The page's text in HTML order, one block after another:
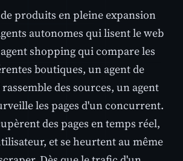
produits en pleine expansion
autonomes qui lisent le web
shopping qui compare les
boutiques, un agent de
des sources, un agent
les pages d'un concurrent.
des pages en temps réel,
et se heurtent au même